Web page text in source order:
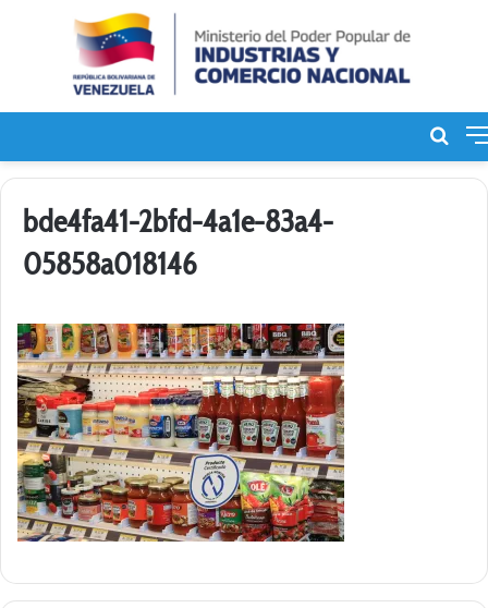
de
bde4fa41-2bfd-4a1e-83a4-
05858a018146